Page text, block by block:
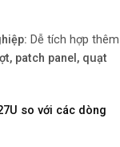
Dễ tích hợp thêm
patch panel, quạt
so với các dòng